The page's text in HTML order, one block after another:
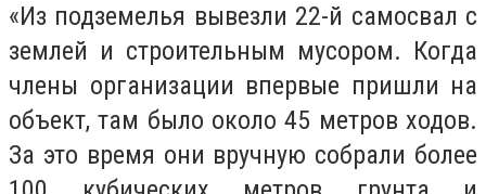
«Из подземелья вывезли 22-й самосвал с
землей и строительным мусором. Когда
члены организации впервые пришли на
объект, там было около 45 метров ходов.
За это время они вручную собрали более